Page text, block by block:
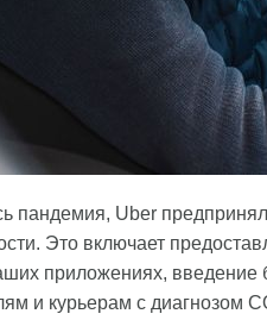
пандемия, Uber
Это включает
приложениях, введение
и курьерам с диагнозом